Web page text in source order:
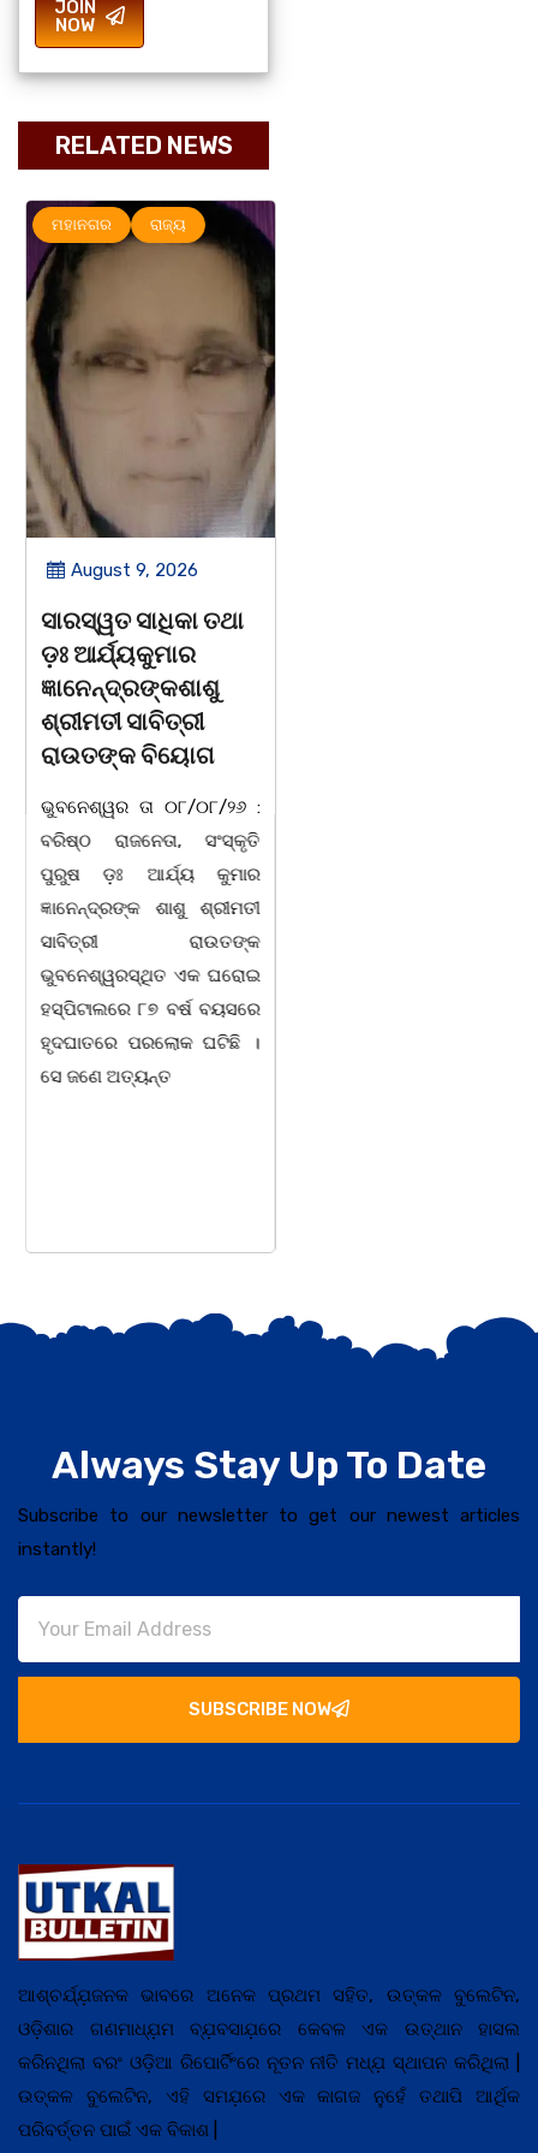
JOIN
NOW
RELATED NEWS
ମହାନଗର ରାଜ୍ୟ
August 9, 2026
ସାରସ୍ୱତ ସାଧିକା ତଥା
ଡ଼ଃ ଆର୍ଯ୍ୟକୁମାର
ଜ୍ଞାନେନ୍ଦ୍ରଙ୍କଶାଶୁ
ଶ୍ରୀମତୀ ସାବିତ୍ରୀ
ରାଉତଙ୍କ ବିୟୋଗ
ଭୁବନେଶ୍ୱର ତା ୦୮/୦୮/୨୬ :
ବରିଷ୍ଠ ରାଜନେତା, ସଂସ୍କୃତି
ପୁରୁଷ ଡ଼ଃ ଆର୍ଯ୍ୟ କୁମାର
ଜ୍ଞାନେନ୍ଦ୍ରଙ୍କ ଶାଶୁ ଶ୍ରୀମତୀ
ସାବିତ୍ରୀ ରାଉତଙ୍କ
ଭୁବନେଶ୍ୱରସ୍ଥିତ ଏକ ଘରୋଇ
ହସ୍ପିଟାଲରେ ୮୭ ବର୍ଷ ବୟସରେ
ହୃଦଘାତରେ ପରଲୋକ ଘଟିଛି ।
ସେ ଜଣେ ଅତ୍ୟନ୍ତ
Always Stay Up To Date
Subscribe to our newsletter to get our newest articles
instantly!
SUBSCRIBE NOW
ଆଶ୍ଚର୍ଯ୍ଯ଼ଜନକ ଭାବରେ ଅନେକ ପ୍ରଥମ ସହିତ, ଉତ୍କଳ ବୁଲେଟିନ,
ଓଡ଼ିଶାର ଗଣମାଧ୍ଯ଼ମ ବ୍ଯ଼ବସାଯ଼ରେ କେବଳ ଏକ ଉତ୍ଥାନ ହାସଲ
କରିନଥିଲା ବରଂ ଓଡ଼ିଆ ରିପୋର୍ଟିଂରେ ନୂତନ ନୀତି ମଧ୍ଯ଼ ସ୍ଥାପନ କରିଥିଲା |
ଉତ୍କଳ ବୁଲେଟିନ, ଏହି ସମଯ଼ରେ ଏକ କାଗଜ ନୁହେଁ ତଥାପି ଆର୍ଥିକ
ପରିବର୍ତ୍ତନ ପାଇଁ ଏକ ବିକାଶ |